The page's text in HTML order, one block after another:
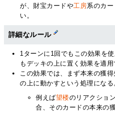
が、財宝カードや工房系のカ
い。
詳細なルール
1ターンに1回でもこの効果を
もデッキの上に置く効果を適
この効果では、まず本来の獲
の上に動かすという処理になる
例えば望楼のリアクショ
合、そのカードの本来の